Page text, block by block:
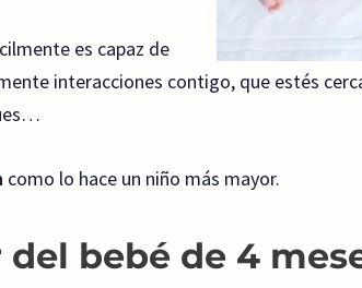
es capaz de
interacciones contigo, que estés
como lo hace un niño más mayor.
bebé de 4